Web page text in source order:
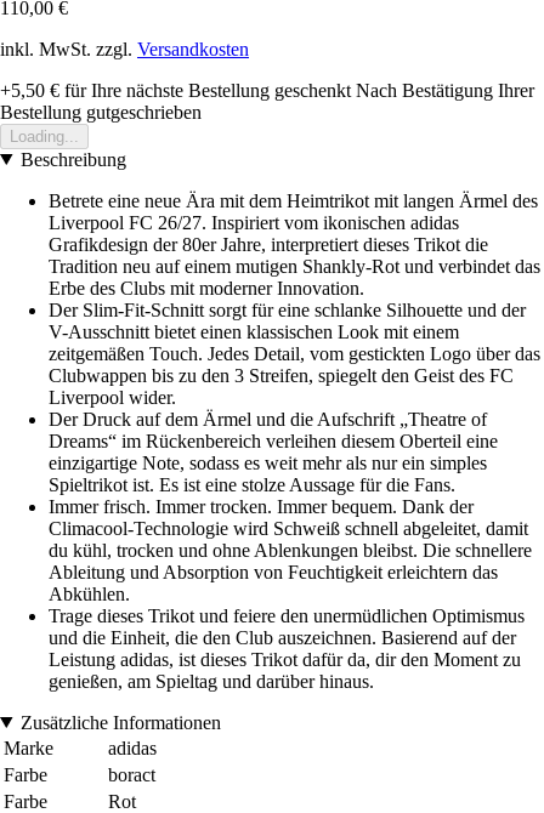
110,00 €
inkl. MwSt. zzgl. Versandkosten
+5,50 € für Ihre nächste Bestellung geschenkt Nach Bestätigung Ihrer
Bestellung gutgeschrieben
Loading...
Beschreibung
Betrete eine neue Ära mit dem Heimtrikot mit langen Ärmel des
Liverpool FC 26/27. Inspiriert vom ikonischen adidas
Grafikdesign der 80er Jahre, interpretiert dieses Trikot die
Tradition neu auf einem mutigen Shankly-Rot und verbindet das
Erbe des Clubs mit moderner Innovation.
Der Slim-Fit-Schnitt sorgt für eine schlanke Silhouette und der
V-Ausschnitt bietet einen klassischen Look mit einem
zeitgemäßen Touch. Jedes Detail, vom gestickten Logo über das
Clubwappen bis zu den 3 Streifen, spiegelt den Geist des FC
Liverpool wider.
Der Druck auf dem Ärmel und die Aufschrift „Theatre of
Dreams“ im Rückenbereich verleihen diesem Oberteil eine
einzigartige Note, sodass es weit mehr als nur ein simples
Spieltrikot ist. Es ist eine stolze Aussage für die Fans.
Immer frisch. Immer trocken. Immer bequem. Dank der
Climacool-Technologie wird Schweiß schnell abgeleitet, damit
du kühl, trocken und ohne Ablenkungen bleibst. Die schnellere
Ableitung und Absorption von Feuchtigkeit erleichtern das
Abkühlen.
Trage dieses Trikot und feiere den unermüdlichen Optimismus
und die Einheit, die den Club auszeichnen. Basierend auf der
Leistung adidas, ist dieses Trikot dafür da, dir den Moment zu
genießen, am Spieltag und darüber hinaus.
Zusätzliche Informationen
Marke
adidas
Farbe
boract
Farbe
Rot